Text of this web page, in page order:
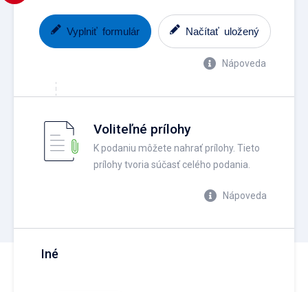
Vyplniť formulár Načítať uložený
Nápoveda
Voliteľné prílohy
K podaniu môžete nahrať prílohy. Tieto
prílohy tvoria súčasť celého podania.
Nápoveda
Iné